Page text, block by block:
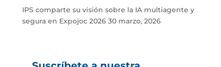
IPS comparte su visión sobre la IA multiagente y
segura en Expojoc 2026 30 marzo, 2026